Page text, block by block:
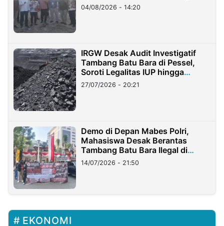
04/08/2026 - 14:20
IRGW Desak Audit Investigatif
Tambang Batu Bara di Pessel,
Soroti Legalitas IUP hingga
Stockpile
27/07/2026 - 20:21
Demo di Depan Mabes Polri,
Mahasiswa Desak Berantas
Tambang Batu Bara Ilegal di
Lampung
14/07/2026 - 21:50
EKONOMI